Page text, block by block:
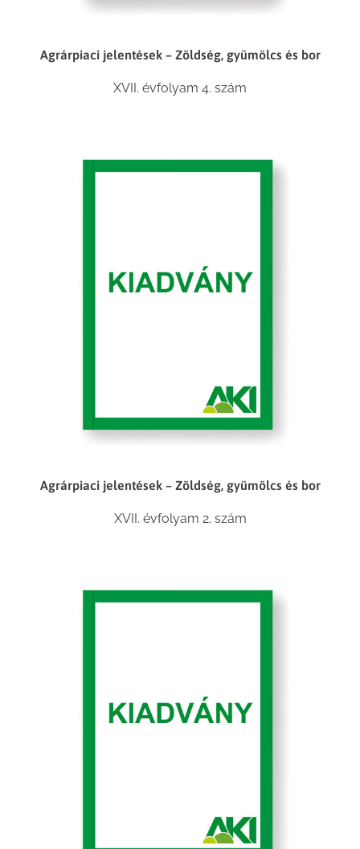
Agrárpiaci jelentések – Zöldség, gyümölcs és bor
XVII. évfolyam 4. szám
Agrárpiaci jelentések – Zöldség, gyümölcs és bor
XVII. évfolyam 2. szám